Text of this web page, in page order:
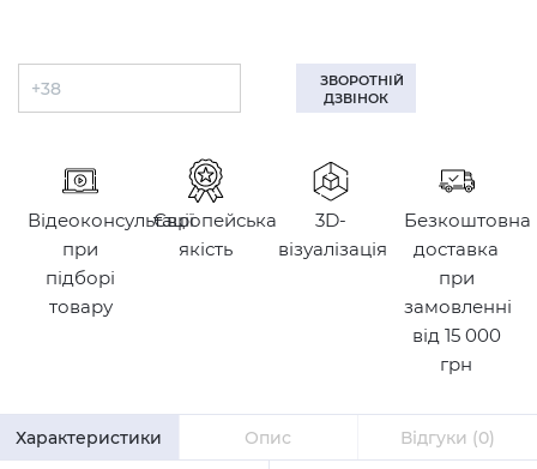
ЗВОРОТНІЙ
ДЗВІНОК
Відеоконсультації
при
підборі
товару
Європейська
якість
3D-
візуалізація
Безкоштовна
доставка
при
замовленні
від 15 000
грн
Характеристики Опис Відгуки (0)